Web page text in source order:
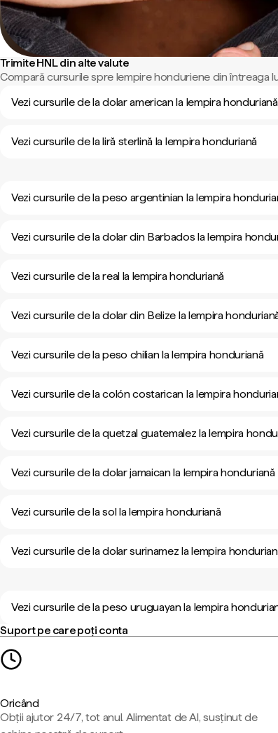
Trimite HNL din alte valute
Compară cursurile spre lempire honduriene din întreaga
Vezi cursurile de la dolar american la lempira honduriană
Vezi cursurile de la liră sterlină la lempira honduriană
Vezi cursurile de la peso argentinian la lempira
Vezi cursurile de la dolar din Barbados la lempira
Vezi cursurile de la real la lempira honduriană
Vezi cursurile de la dolar din Belize la lempira
Vezi cursurile de la peso chilian la lempira honduriană
Vezi cursurile de la colón costarican la lempira
Vezi cursurile de la quetzal guatemalez la lempira
Vezi cursurile de la dolar jamaican la lempira honduriană
Vezi cursurile de la sol la lempira honduriană
Vezi cursurile de la dolar surinamez la lempira
Vezi cursurile de la peso uruguayan la lempira
Suport pe care poți conta
Oricând
Obții ajutor 24/7, tot anul. Alimentat de AI, susținut de